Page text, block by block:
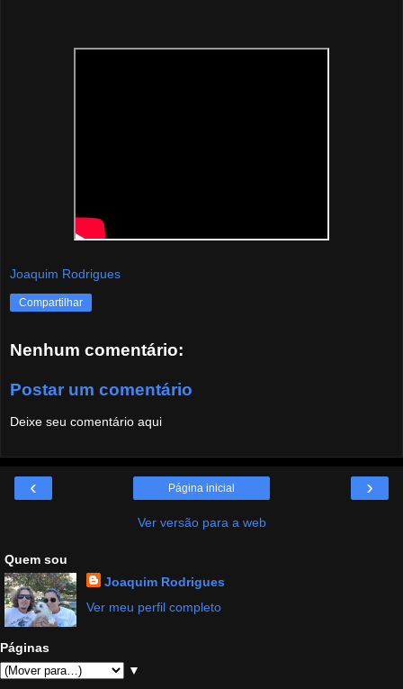
Joaquim Rodrigues
Compartilhar
Nenhum comentário:
Postar um comentário
Deixe seu comentário aqui
‹ ›
Página inicial
Ver versão para a web
Quem sou
Joaquim Rodrigues
Ver meu perfil completo
Páginas
▼